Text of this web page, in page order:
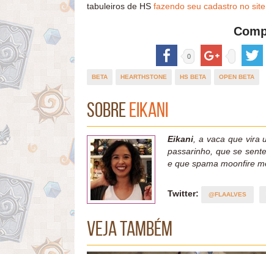
tabuleiros de HS fazendo seu cadastro no
0
BETA HEARTHSTONE HS BETA OPEN BETA
SobreEikani
Eikani , a vaca que
passarinho, que se
e que spama moonfire
Twitter: @FLAALVES
Veja também